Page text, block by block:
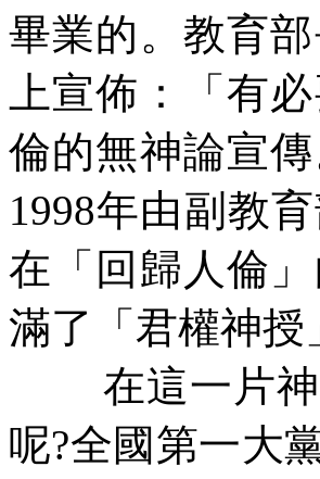
畢業的。教育
上宣佈：「有
倫的無神論宣
1998年由副教
在「回歸人倫
滿了「君權神
在這一片
呢?全國第一大